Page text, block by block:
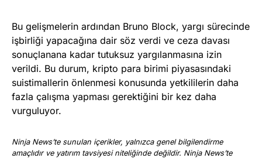
Bu gelişmelerin ardından Bruno Block, yargı sürecinde
işbirliği yapacağına dair söz verdi ve ceza davası
sonuçlanana kadar tutuksuz yargılanmasına izin
verildi. Bu durum, kripto para birimi piyasasındaki
suistimallerin önlenmesi konusunda yetkililerin daha
fazla çalışma yapması gerektiğini bir kez daha
vurguluyor.
Ninja News’te sunulan içerikler, yalnızca genel bilgilendirme
amaçlıdır ve yatırım tavsiyesi niteliğinde değildir. Ninja News’te